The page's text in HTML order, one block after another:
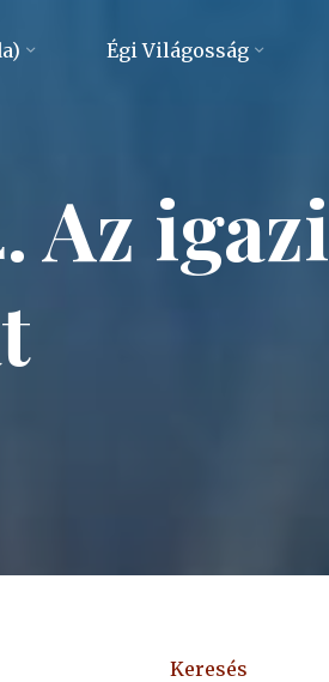
Égi Világosság
Az igazi
Keresés